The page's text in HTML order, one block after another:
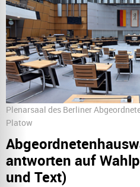
Plenarsaal des Berliner
Platow
antworten auf
und Text)